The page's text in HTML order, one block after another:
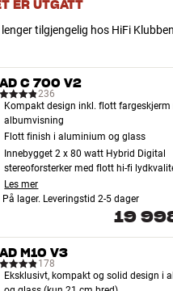
ER UTGÅTT
tilgjengelig hos HiFi
C 700 V2
236
Kompakt design inkl. flott fargeskjerm
albumvisning
Flott finish i aluminium og glass
Innebygget 2 x 80 watt Hybrid Digital
stereoforsterker med flott hi-fi
Les mer
På lager. Leveringstid 2-5 dager
19
M10 V3
178
Eksklusivt, kompakt og solid design i